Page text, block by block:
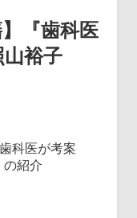
『歯科医
裕子